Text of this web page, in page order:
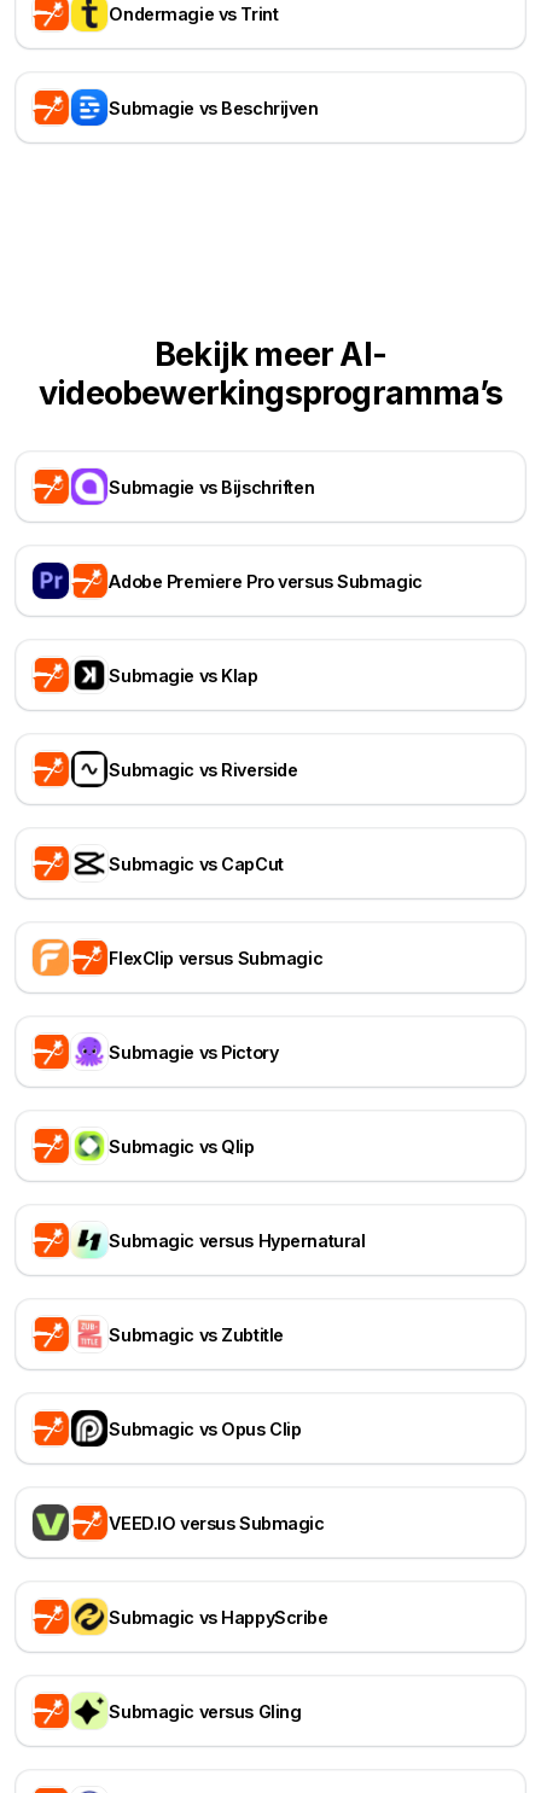
Ondermagie vs Trint
Submagie vs Beschrijven
Bekijk meer AI-
videobewerkingsprogramma’s
Submagie vs Bijschriften
Adobe Premiere Pro versus Submagic
Submagie vs Klap
Submagic vs Riverside
Submagic vs CapCut
FlexClip versus Submagic
Submagie vs Pictory
Submagic vs Qlip
Submagic versus Hypernatural
Submagic vs Zubtitle
Submagic vs Opus Clip
VEED.IO versus Submagic
Submagic vs HappyScribe
Submagic versus Gling